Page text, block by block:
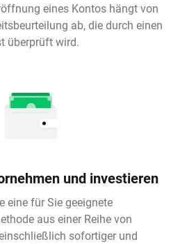
eines Kontos hängt von
ab, die durch einen
überprüft wird.
und investieren
eine für Sie geeignete
aus einer Reihe von
sofortiger und